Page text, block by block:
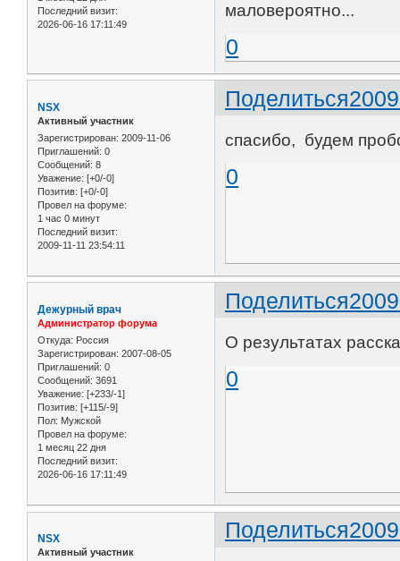
Последний визит:
2026-06-16 17:11:49
маловероятно...
0
Поделиться
NSX
Активный участник
Зарегистрирован: 2009-11-06
Приглашений: 0
Сообщений: 8
Уважение: [+0/-0]
Позитив: [+0/-0]
Провел на форуме:
1 час 0 минут
Последний визит:
2009-11-11 23:54:11
спасибо, будем
0
Поделиться
Дежурный врач
Администратор форума
Откуда: Россия
Зарегистрирован: 2007-08-05
Приглашений: 0
Сообщений: 3691
Уважение: [+233/-1]
Позитив: [+115/-9]
Пол: Мужской
Провел на форуме:
1 месяц 22 дня
Последний визит:
2026-06-16 17:11:49
О результатах
0
Поделиться
NSX
Активный участник